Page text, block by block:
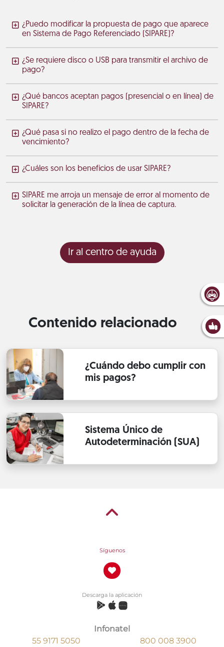
¿Puedo modificar la propuesta de pago que aparece
en Sistema de Pago Referenciado (SIPARE)?
¿Se requiere disco o USB para transmitir el archivo de
pago?
¿Qué bancos aceptan pagos (presencial o en línea) de
SIPARE?
¿Qué pasa si no realizo el pago dentro de la fecha de
vencimiento?
¿Cuáles son los beneficios de usar SIPARE?
SIPARE me arroja un mensaje de error al momento de
solicitar la generación de la línea de captura.
Ir al centro de ayuda
Contenido relacionado
¿Cuándo debo cumplir con
mis pagos?
Sistema Único de
Autodeterminación (SUA)
Síguenos
Descarga la aplicación
Infonatel
55 9171 5050
800 008 3900